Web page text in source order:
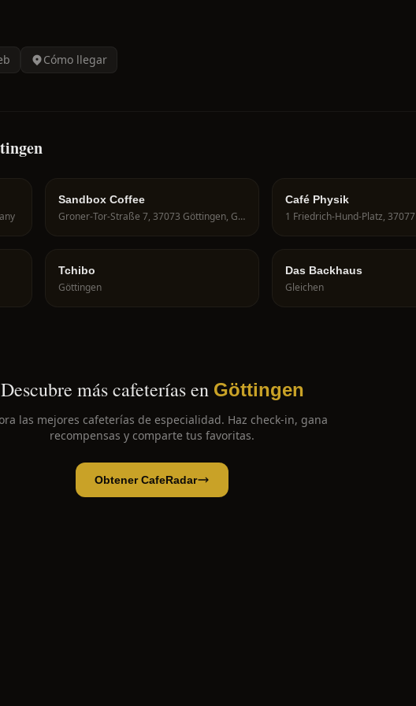
Cómo llegar
Sandbox Coffee
Groner-Tor-Straße 7, 37073 Göttingen, Germany
Café Physik
1 Friedrich-Hund-Platz, 37077
Tchibo
Göttingen
Das Backhaus
Gleichen
Descubre más cafeterías en Göttingen
las mejores cafeterías de especialidad. Haz check-in, gana
recompensas y comparte tus favoritas.
Obtener CafeRadar